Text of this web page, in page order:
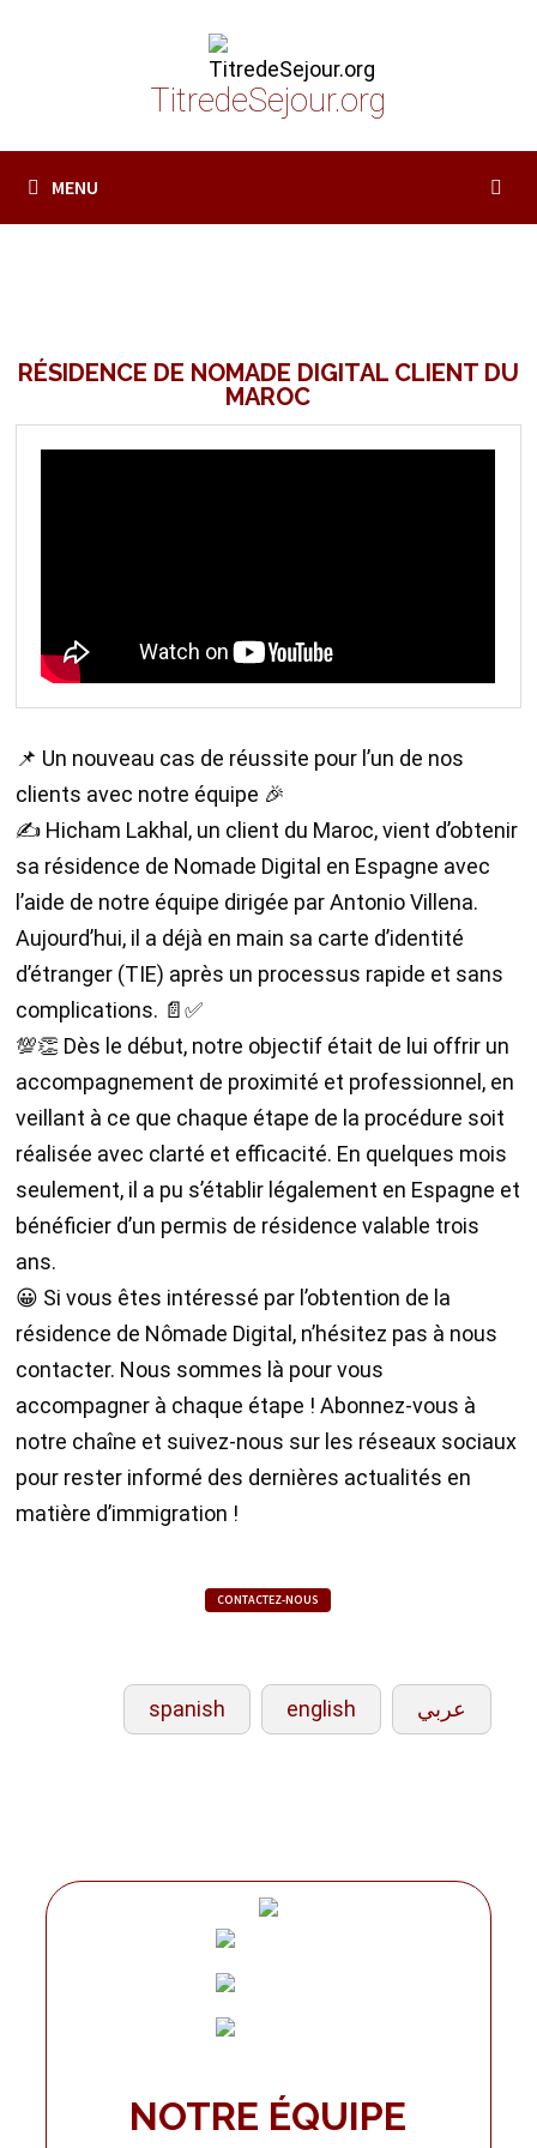
TitredeSejour.org
MENU
RÉSIDENCE DE NOMADE DIGITAL CLIENT DU
MAROC
📌 Un nouveau cas de réussite pour l’un de nos
clients avec notre équipe 🎉
✍️ Hicham Lakhal, un client du Maroc, vient d’obtenir
sa résidence de Nomade Digital en Espagne avec
l’aide de notre équipe dirigée par Antonio Villena.
Aujourd’hui, il a déjà en main sa carte d’identité
d’étranger (TIE) après un processus rapide et sans
complications. 📄✅
💯👏 Dès le début, notre objectif était de lui offrir un
accompagnement de proximité et professionnel, en
veillant à ce que chaque étape de la procédure soit
réalisée avec clarté et efficacité. En quelques mois
seulement, il a pu s’établir légalement en Espagne et
bénéficier d’un permis de résidence valable trois
ans.
😀 Si vous êtes intéressé par l’obtention de la
résidence de Nômade Digital, n’hésitez pas à nous
contacter. Nous sommes là pour vous
accompagner à chaque étape ! Abonnez-vous à
notre chaîne et suivez-nous sur les réseaux sociaux
pour rester informé des dernières actualités en
matière d’immigration !
CONTACTEZ-NOUS
spanish english عربي
NOTRE ÉQUIPE